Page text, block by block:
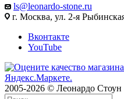
ls@leonardo-stone.ru
г. Москва, ул. 2-я
Вконтакте
YouTube
2005-2026 © Леонардо Стоун